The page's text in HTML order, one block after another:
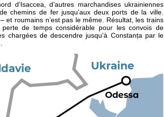
d’Isaccea, d’autres marchandises ukrainiennes
chemins de fer jusqu’aux deux ports de la ville.
et roumains n’est pas le même. Résultat, les trains
de temps considérable pour les convois de
chargées de descendre jusqu’à Constanța par le